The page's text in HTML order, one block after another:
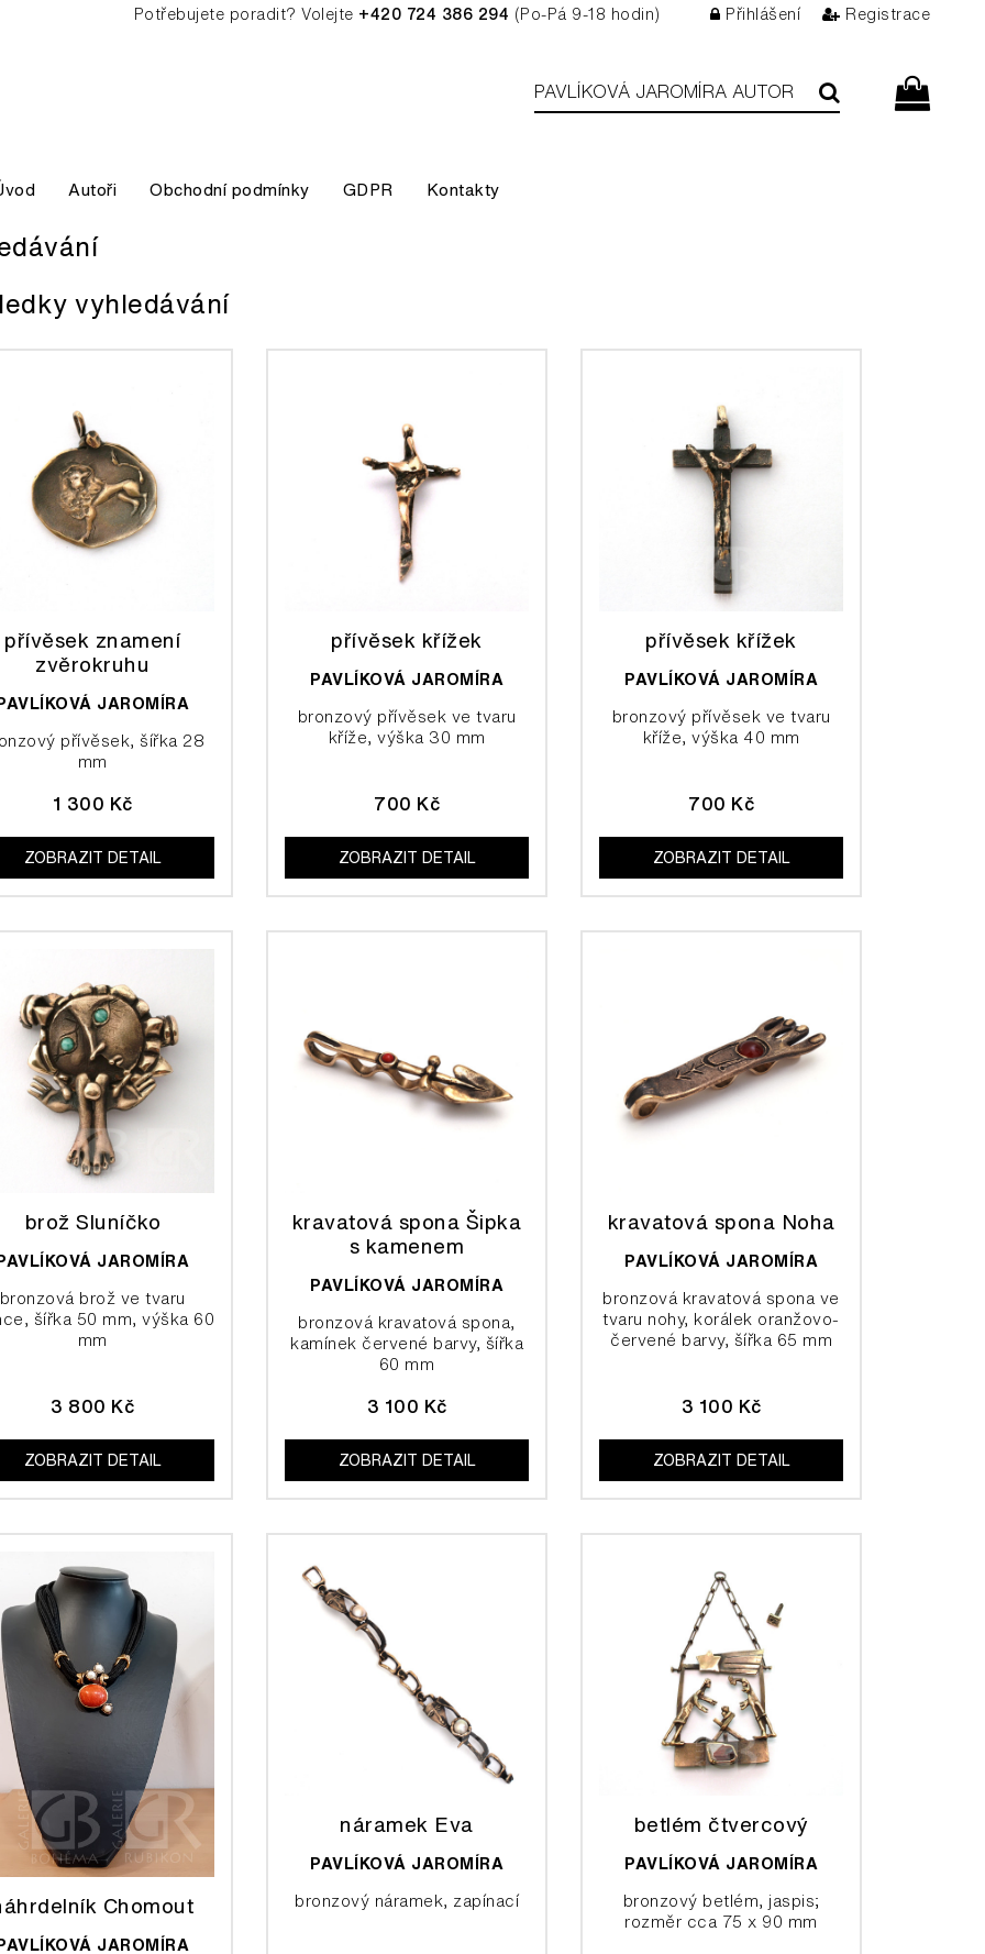
Potřebujete poradit? Volejte +420 724 386 294 (Po-Pá 9-18 hodin) Přihlášení Registrace
Autoři Obchodní podmínky GDPR Kontakty
vyhledávání
přívěsek znamení
zvěrokruhu
JAROMÍRA
přívěsek, šířka 28
mm
1 300 Kč
ZOBRAZIT DETAIL
přívěsek křížek
PAVLÍKOVÁ JAROMÍRA
bronzový přívěsek ve tvaru
kříže, výška 30 mm
700 Kč
ZOBRAZIT DETAIL
přívěsek křížek
PAVLÍKOVÁ JAROMÍRA
bronzový přívěsek ve tvaru
kříže, výška 40 mm
700 Kč
ZOBRAZIT DETAIL
brož Sluníčko
JAROMÍRA
bronzová brož ve tvaru
šířka 50 mm, výška 60
mm
3 800 Kč
ZOBRAZIT DETAIL
kravatová spona Šipka
s kamenem
PAVLÍKOVÁ JAROMÍRA
bronzová kravatová spona,
kamínek červené barvy, šířka
60 mm
3 100 Kč
ZOBRAZIT DETAIL
kravatová spona Noha
PAVLÍKOVÁ JAROMÍRA
bronzová kravatová spona ve
tvaru nohy, korálek oranžovo-
červené barvy, šířka 65 mm
3 100 Kč
ZOBRAZIT DETAIL
Chomout
JAROMÍRA
náramek Eva
PAVLÍKOVÁ JAROMÍRA
bronzový náramek, zapínací
betlém čtvercový
PAVLÍKOVÁ JAROMÍRA
bronzový betlém, jaspis;
rozměr cca 75 x 90 mm